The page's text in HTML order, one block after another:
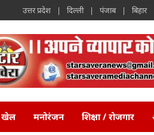
उत्तर प्रदेश दिल्ली पंजाब बिहार
खेल मनोरंजन शिक्षा / रोजगार